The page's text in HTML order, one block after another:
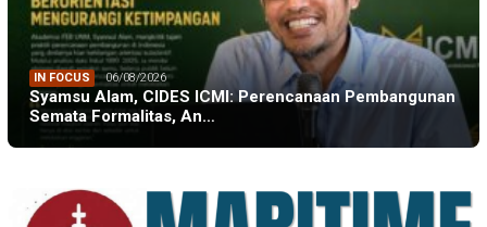
IN FOCUS 06/08/2026
Syamsu Alam, CIDES ICMI: Perencanaan Pembangunan
Semata Formalitas, An…